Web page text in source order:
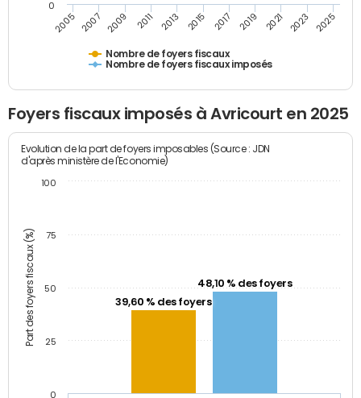
Nombre de foyers fiscaux
Nombre de foyers fiscaux imposés
2005 2007 2009 2011 2013 2015 2017 2019 2021 2023 2025
0
Foyers fiscaux imposés à Avricourt en 2025
Part des foyers fiscaux (%)
Evolution de la part de foyers imposables (Source : JDN
d'après ministère de l'Economie)
39,60 % des foyers
48,10 % des foyers
0
25
50
75
100